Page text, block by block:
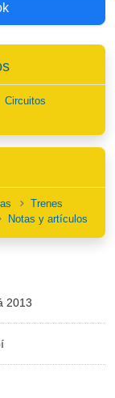
Circuitos
Trenes
Notas y artículos
2013